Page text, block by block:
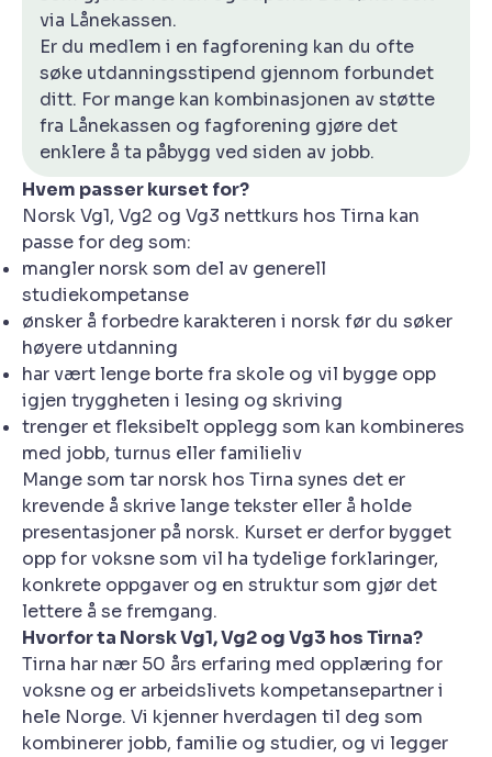
via Lånekassen.
Er du medlem i en fagforening kan du ofte
søke utdanningsstipend gjennom forbundet
ditt. For mange kan kombinasjonen av støtte
fra Lånekassen og fagforening gjøre det
enklere å ta påbygg ved siden av jobb.
Hvem passer kurset for?
Norsk Vg1, Vg2 og Vg3 nettkurs hos Tirna kan
passe for deg som:
mangler norsk som del av generell
studiekompetanse
ønsker å forbedre karakteren i norsk før du søker
høyere utdanning
har vært lenge borte fra skole og vil bygge opp
igjen tryggheten i lesing og skriving
trenger et fleksibelt opplegg som kan kombineres
med jobb, turnus eller familieliv
Mange som tar norsk hos Tirna synes det er
krevende å skrive lange tekster eller å holde
presentasjoner på norsk. Kurset er derfor bygget
opp for voksne som vil ha tydelige forklaringer,
konkrete oppgaver og en struktur som gjør det
lettere å se fremgang.
Hvorfor ta Norsk Vg1, Vg2 og Vg3 hos Tirna?
Tirna har nær 50 års erfaring med opplæring for
voksne og er arbeidslivets kompetansepartner i
hele Norge. Vi kjenner hverdagen til deg som
kombinerer jobb, familie og studier, og vi legger